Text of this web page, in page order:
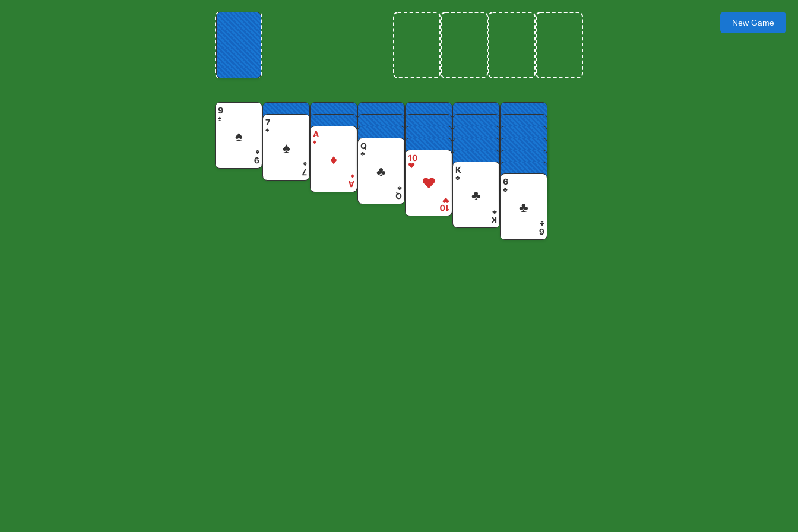
9
♠
♠
9
♠
7
♠
♠
7
♠
A
♦
♦
A
♦
Q
♣
♣
Q
♣
10
♥
♥
10
♥
K
♣
♣
K
♣
6
♣
♣
6
♣
New Game